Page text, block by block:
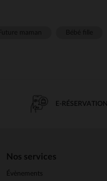
E-RÉSERVATION
Nos services
Évènements